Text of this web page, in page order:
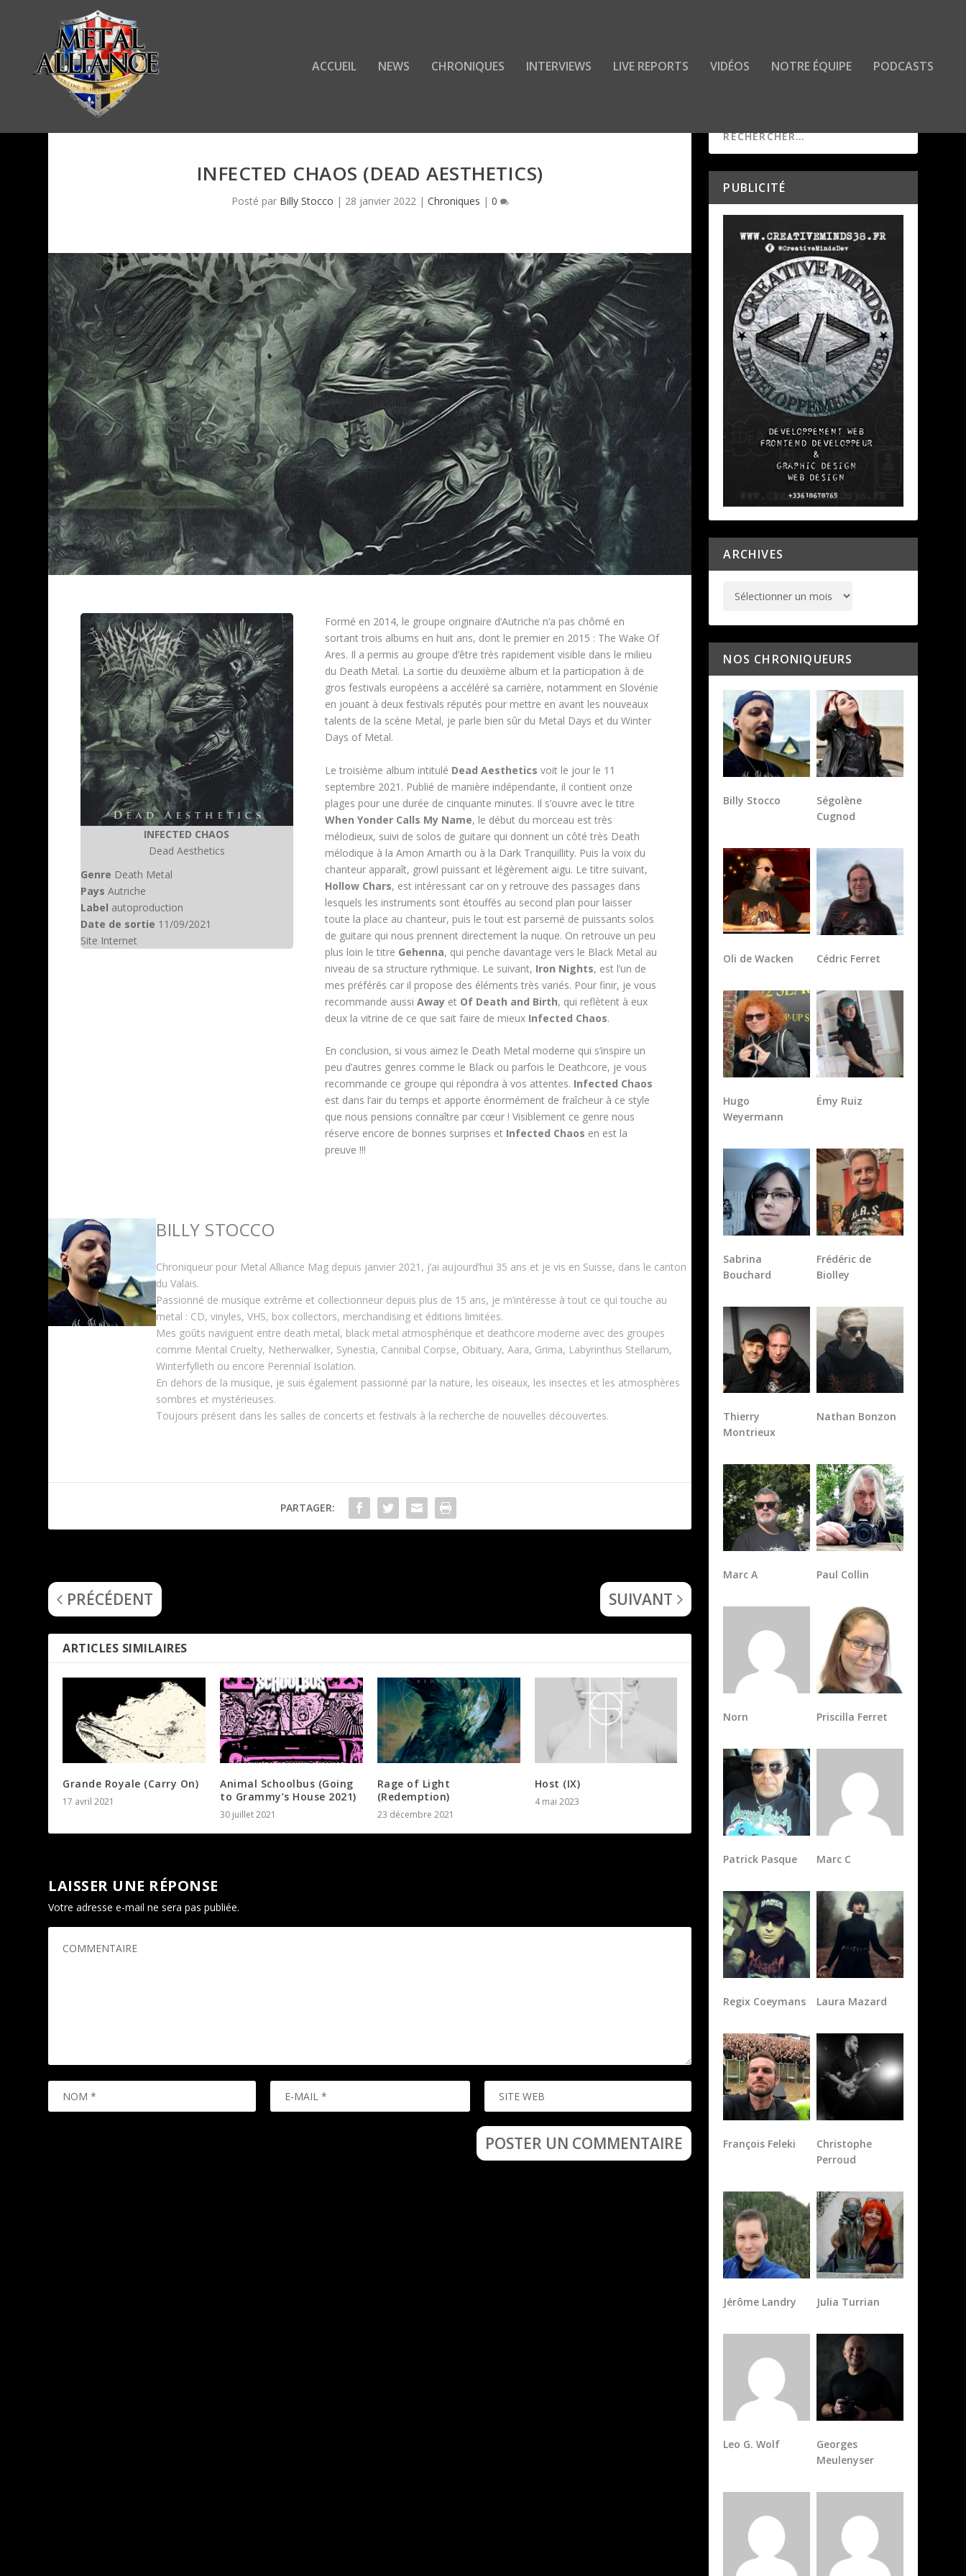
ACCUEIL NEWS CHRONIQUES INTERVIEWS LIVE REPORTS VIDÉOS NOTRE ÉQUIPE PODCASTS
INFECTED CHAOS (DEAD AESTHETICS)
Posté par Billy Stocco | 28 janvier 2022| Chroniques | 0
INFECTED CHAOS
Dead Aesthetics
Genre Death Metal
Pays Autriche
Label autoproduction
Date de sortie 11/09/2021
Site Internet
Formé en 2014, le groupe originaire d’Autriche n’a pas chômé en
sortant trois albums en huit ans, dont le premier en 2015 : The Wake Of
Ares. Il a permis au groupe d’être très rapidement visible dans le milieu
du Death Metal. La sortie du deuxième album et la participation à de
gros festivals européens a accéléré sa carrière, notamment en Slovénie
en jouant à deux festivals réputés pour mettre en avant les nouveaux
talents de la scène Metal, je parle bien sûr du Metal Days et du Winter
Days of Metal.
Le troisième album intitulé Dead Aesthetics voit le jour le 11
septembre 2021. Publié de manière indépendante, il contient onze
plages pour une durée de cinquante minutes. Il s’ouvre avec le titre
When Yonder Calls My Name, le début du morceau est très
mélodieux, suivi de solos de guitare qui donnent un côté très Death
mélodique à la Amon Amarth ou à la Dark Tranquillity. Puis la voix du
chanteur apparaît, growl puissant et légèrement aigu. Le titre suivant,
Hollow Chars, est intéressant car on y retrouve des passages dans
lesquels les instruments sont étouffés au second plan pour laisser
toute la place au chanteur, puis le tout est parsemé de puissants solos
de guitare qui nous prennent directement la nuque. On retrouve un peu
plus loin le titre Gehenna, qui penche davantage vers le Black Metal au
niveau de sa structure rythmique. Le suivant, Iron Nights, est l’un de
mes préférés car il propose des éléments très variés. Pour finir, je vous
recommande aussi Awayet Of Death and Birth, qui reflètent à eux
deux la vitrine de ce que sait faire de mieux Infected Chaos.
En conclusion, si vous aimez le Death Metal moderne qui s’inspire un
peu d’autres genres comme le Black ou parfois le Deathcore, je vous
recommande ce groupe qui répondra à vos attentes. Infected Chaos
est dans l’air du temps et apporte énormément de fraîcheur à ce style
que nous pensions connaître par cœur ! Visiblement ce genre nous
réserve encore de bonnes surprises et Infected Chaos en est la
preuve !!!
BILLY STOCCO
Chroniqueur pour Metal Alliance Mag depuis janvier 2021, j’ai aujourd’hui 35 ans et je vis en Suisse, dans le canton
du Valais.
Passionné de musique extrême et collectionneur depuis plus de 15 ans, je m’intéresse à tout ce qui touche au
metal : CD, vinyles, VHS, box collectors, merchandising et éditions limitées.
Mes goûts naviguent entre death metal, black metal atmosphérique et deathcore moderne avec des groupes
comme Mental Cruelty, Netherwalker, Synestia, Cannibal Corpse, Obituary, Aara, Grima, Labyrinthus Stellarum,
Winterfylleth ou encore Perennial Isolation.
En dehors de la musique, je suis également passionné par la nature, les oiseaux, les insectes et les atmosphères
sombres et mystérieuses.
Toujours présent dans les salles de concerts et festivals à la recherche de nouvelles découvertes.
PARTAGER:
PRÉCÉDENT SUIVANT
ARTICLES SIMILAIRES
Grande Royale (Carry On)
17 avril 2021
Animal Schoolbus (Going
to Grammy’s House 2021)
30 juillet 2021
Rage of Light
(Redemption)
23 décembre 2021
Host (IX)
4 mai 2023
LAISSER UNE RÉPONSE
Votre adresse e-mail ne sera pas publiée.
PUBLICITÉ
ARCHIVES
NOS CHRONIQUEURS
Billy Stocco
Ségolène
Cugnod
Oli de Wacken Cédric Ferret
Hugo
Weyermann
Émy Ruiz
Sabrina
Bouchard
Frédéric de
Biolley
Thierry
Montrieux
Nathan Bonzon
Marc A Paul Collin
Norn Priscilla Ferret
Patrick Pasque Marc C
Regix Coeymans Laura Mazard
François Feleki
Christophe
Perroud
Jérôme Landry Julia Turrian
Leo G. Wolf
Georges
Meulenyser